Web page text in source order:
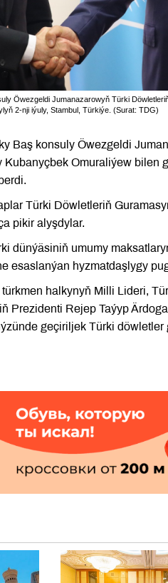
Öwezgeldi Jumanazarowyň Türki
2-nji iýuly, Stambul, Türkiýe. (Surat: TDG)
Baş konsuly Öwezgeldi
Kubanyçbek Omuraliýew bilen
Türki Döwletleriň
pikir alyşdylar.
dünýäsiniň umumy
esaslanýan hyzmatdaşlygy
halkynyň Milli Lideri,
Prezidenti Rejep Taýyp
geçiriljek Türki